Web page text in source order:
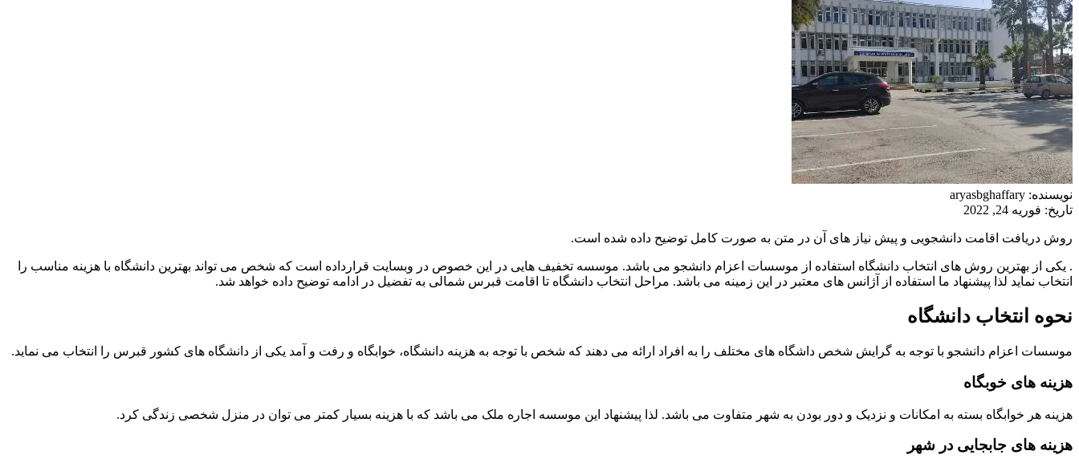
نویسنده: aryasbghaffary
تاریخ: فوریه 24, 2022
روش دریافت اقامت دانشجویی و پیش نیاز های آن در متن به صورت کامل توضیح داده شده است.
. یکی از بهترین روش های انتخاب دانشگاه استفاده از موسسات اعزام دانشجو می باشد. موسسه تخفیف هایی در این خصوص در وبسایت قرارداده است که شخص می تواند بهترین دانشگاه با هزینه مناسب را
انتخاب نماید لذا پیشنهاد ما استفاده از آژانس های معتبر در این زمینه می باشد. مراحل انتخاب دانشگاه تا اقامت قبرس شمالی به تفضیل در ادامه توضیح داده خواهد شد.
نحوه انتخاب دانشگاه
موسسات اعزام دانشجو با توجه به گرایش شخص داشگاه های مختلف را به افراد ارائه می دهند که شخص با توجه به هزینه دانشگاه، خوابگاه و رفت و آمد یکی از دانشگاه های کشور قبرس را انتخاب می نماید.
هزینه های خوبگاه
هزینه هر خوابگاه بسته به امکانات و نزدیک و دور بودن به شهر متفاوت می باشد. لذا پیشنهاد این موسسه اجاره ملک می باشد که با هزینه بسیار کمتر می توان در منزل شخصی زندگی کرد.
هزینه های جابجایی در شهر